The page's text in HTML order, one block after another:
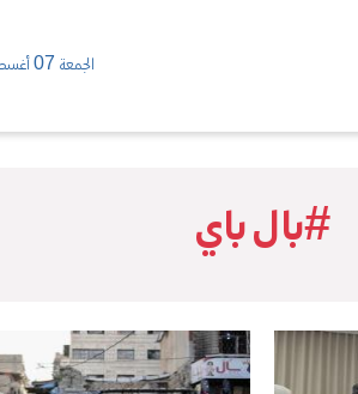
الجمعة 07 أغسطس/ 2026
#بال باي